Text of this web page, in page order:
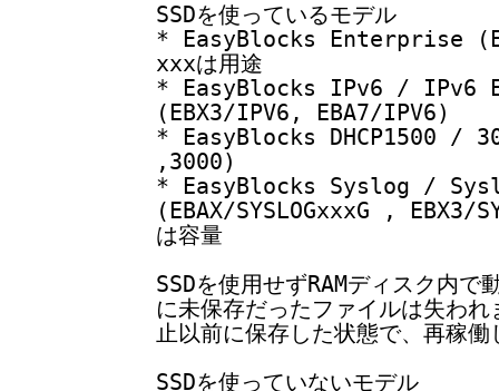
SSDを使っているモデル
* EasyBlocks Enterprise
xxxは用途
* EasyBlocks IPv6 / IPv6
(EBX3/IPV6, EBA7/IPV6)
* EasyBlocks DHCP1500 /
,3000)
* EasyBlocks Syslog /
(EBAX/SYSLOGxxxG , EBX3/
は容量
SSDを使用せずRAMディスク内で
に未保存だったファイルは失わ
止以前に保存した状態で、再稼働
SSDを使っていないモデル